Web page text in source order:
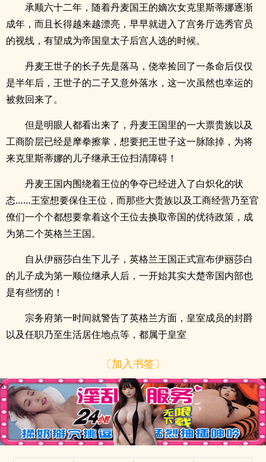
承顺六十二年，随着丹麦国王的嫡次女克里斯蒂娜逐渐
成年，而且长得越来越漂亮，早早就进入了宫务厅选秀官员
的视线，有望成为帝国皇太子后宫人选的时候。
丹麦王世子的长子先是落马，侥幸捡回了一条命后仅仅
是半年后，王世子的二子又意外落水，这一次虽然也幸运的
被救回来了。
但是明眼人都看出来了，丹麦王国里的一大票贵族以及
工商阶层已经是摩拳擦掌，想要把王世子这一脉除掉，为将
来克里斯蒂娜的儿子继承王位扫清障碍！
丹麦王国内围绕着王位的争夺已经进入了白炽化的状
态……王室想要保住王位，而那些大贵族以及工商经营乃至官
僚们一个个都想要拿着这个王位去换取帝国的优待政策，成
为第二个英格兰王国。
自从伊丽莎白生下儿子，英格兰王国正式宣布伊丽莎白
的儿子成为第一顺位继承人后，一开始其实大楚帝国内部也
是有些愣的！
宗务府第一时间就警告了英格兰方面，皇室成员的封爵
以及任职乃至生活居住地点等，都属于皇室
〔加入书签〕
x